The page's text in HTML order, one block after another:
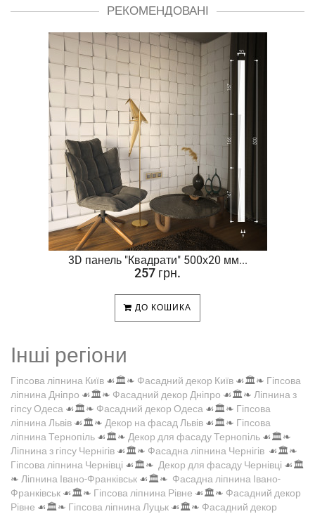
РЕКОМЕНДОВАНІ
3D панель "Квадрати" 500х20 мм...
257 грн.
ДО КОШИКА
Інші регіони
Гіпсова ліпнина Київ ☙🏛️❧ Фасадний декор Київ ☙🏛️❧ Гіпсова
ліпнина Дніпро ☙🏛️❧ Фасадний декор Дніпро ☙🏛️❧ Ліпнина з
гіпсу Одеса ☙🏛️❧ Фасадний декор Одеса ☙🏛️❧ Гіпсова
ліпнина Львів ☙🏛️❧ Декор на фасад Львів ☙🏛️❧ Гіпсова
ліпнина Тернопіль ☙🏛️❧ Декор для фасаду Тернопіль ☙🏛️❧
Ліпнина з гіпсу Чернігів ☙🏛️❧ Фасадна ліпнина Чернігів ☙🏛️❧
Гіпсова ліпнина Чернівці ☙🏛️❧ Декор для фасаду Чернівці ☙🏛️
❧ Ліпнина Івано-Франківськ ☙🏛️❧ Фасадна ліпнина Івано-
Франківськ ☙🏛️❧ Гіпсова ліпнина Рівне ☙🏛️❧ Фасадний декор
Рівне ☙🏛️❧ Гіпсова ліпнина Луцьк ☙🏛️❧ Фасадний декор